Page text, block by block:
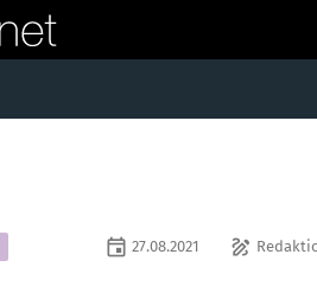
draw
event 27.08.2021